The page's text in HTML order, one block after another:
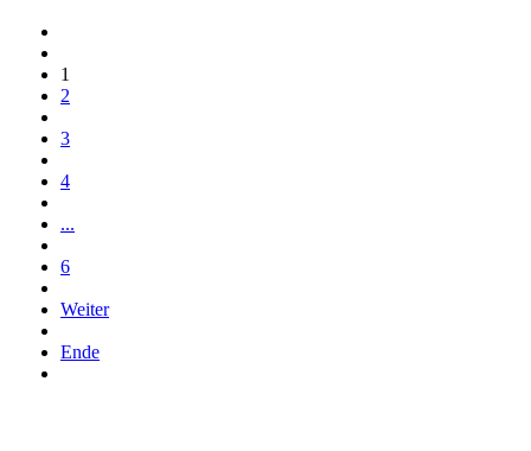
1
2
3
4
...
6
Weiter
Ende